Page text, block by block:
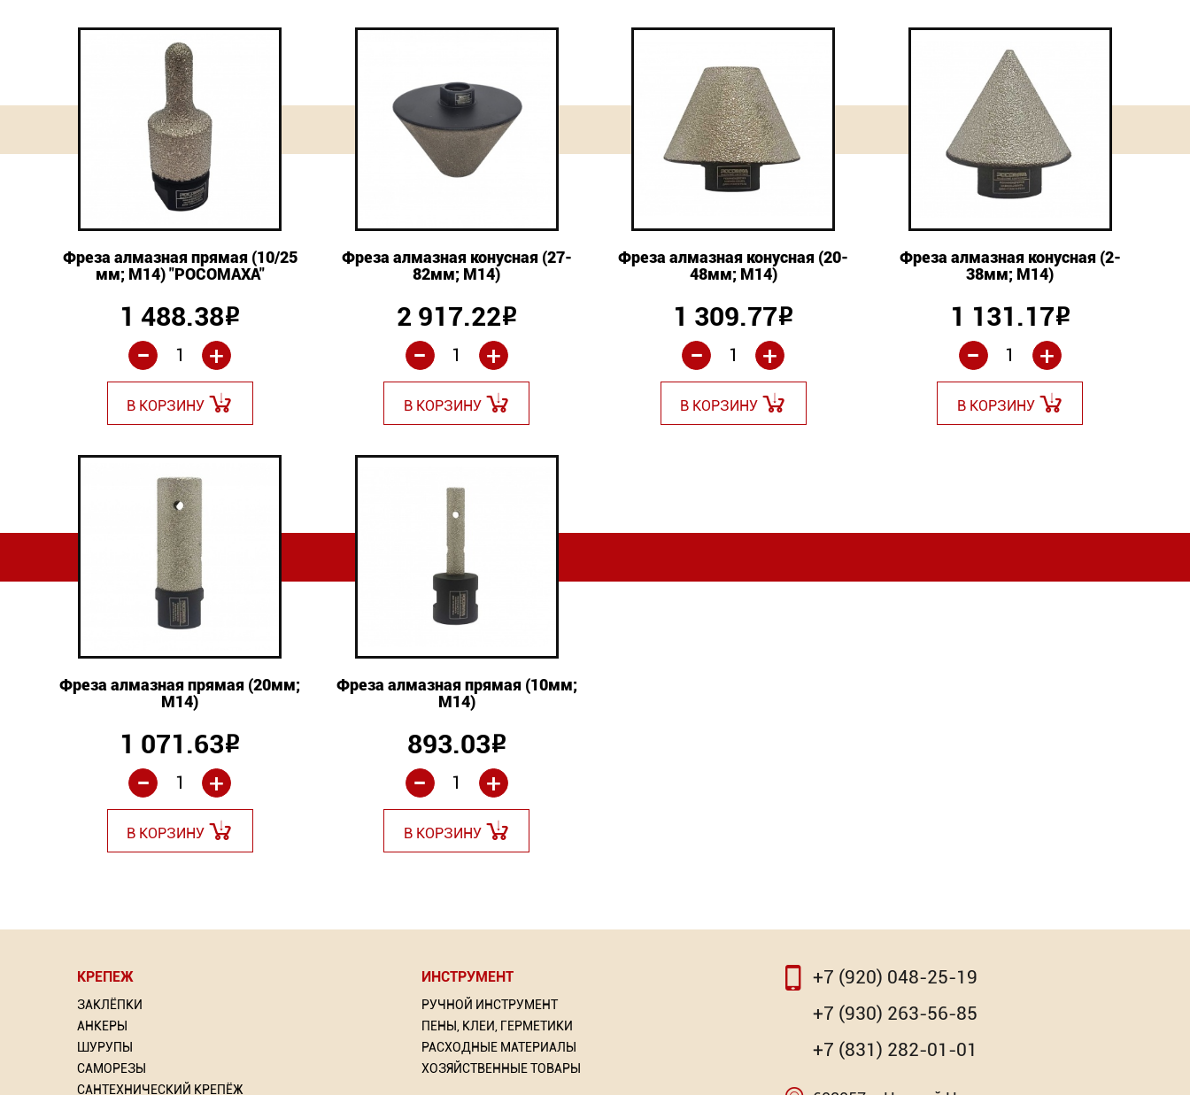
Фреза алмазная прямая (10/25
мм; М14) "РОСОМАХА"
1 488.38Р
+
-
В КОРЗИНУ
Фреза алмазная конусная (27-
82мм; М14)
2 917.22Р
+
-
В КОРЗИНУ
Фреза алмазная конусная (20-
48мм; М14)
1 309.77Р
+
-
В КОРЗИНУ
Фреза алмазная конусная (2-
38мм; М14)
1 131.17Р
+
-
В КОРЗИНУ
Фреза алмазная прямая (20мм;
М14)
1 071.63Р
+
-
В КОРЗИНУ
Фреза алмазная прямая (10мм;
М14)
893.03Р
+
-
В КОРЗИНУ
КРЕПЕЖ
ЗАКЛЁПКИ
АНКЕРЫ
ШУРУПЫ
САМОРЕЗЫ
САНТЕХНИЧЕСКИЙ КРЕПЁЖ
ИНСТРУМЕНТ
РУЧНОЙ ИНСТРУМЕНТ
ПЕНЫ, КЛЕИ, ГЕРМЕТИКИ
РАСХОДНЫЕ МАТЕРИАЛЫ
ХОЗЯЙСТВЕННЫЕ ТОВАРЫ
+7 (920) 048-25-19
+7 (930) 263-56-85
+7 (831) 282-01-01